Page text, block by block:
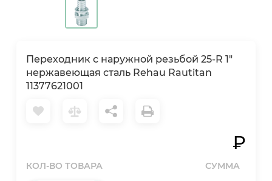
Переходник с наружной резьбой 25-R 1"
нержавеющая сталь Rehau Rautitan
11377621001
₽
КОЛ-ВО ТОВАРА СУММА